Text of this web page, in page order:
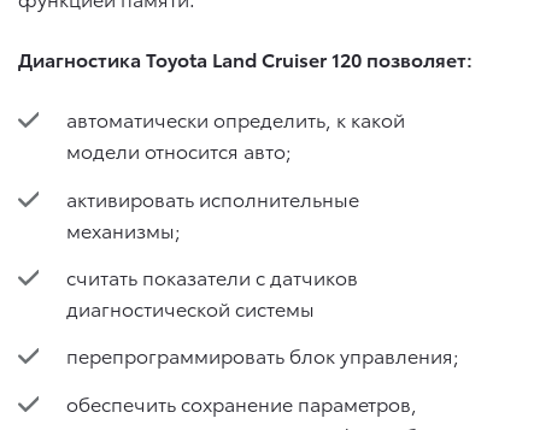
Диагностика Toyota Land Cruiser 120 позволяет:
автоматически определить, к какой
модели относится авто;
активировать исполнительные
механизмы;
считать показатели с датчиков
диагностической системы
перепрограммировать блок управления;
обеспечить сохранение параметров,